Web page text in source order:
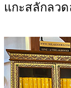
แกะสลักลว